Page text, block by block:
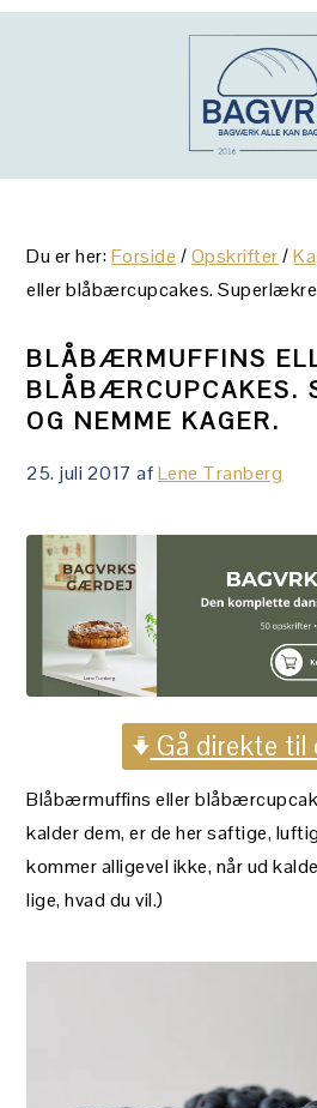
Gå
Skip
Gå
Du er her:Forside /Opskrifter /
eller blåbærcupcakes.
BLÅBÆRMUFFINS
BLÅBÆRCUPCAKES.
OG NEMME KAGER.
25. juli 2017 afLene Tranberg
Gå direkte
Blåbærmuffins eller
kalder dem, er de her saftige,
kommer alligevel ikke, når ud
lige, hvad du vil.)